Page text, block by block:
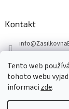
Tento web
tohoto webu
informacízde.
Kontakt
info@